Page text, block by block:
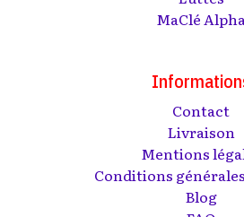
MaClé
Contact
Livraison
Mentions
Conditions
Blog